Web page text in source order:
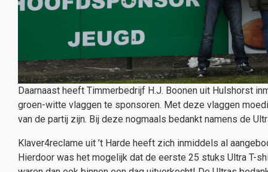
Daarnaast heeft Timmerbedrijf H.J. Boonen uit Hulshorst
groen-witte vlaggen te sponsoren. Met deze vlaggen
van de partij zijn. Bij deze nogmaals bedankt namens de
Klaver4reclame uit ’t Harde heeft zich inmiddels al
Hierdoor was het mogelijk dat de eerste 25 stuks Ultra T-